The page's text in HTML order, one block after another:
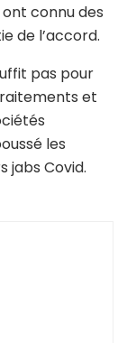
ont connu des
de l’accord.
pas pour
et
les
jabs Covid.